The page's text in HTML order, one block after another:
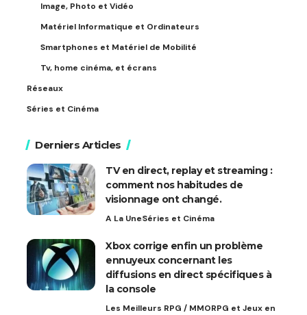
Image, Photo et Vidéo
Matériel Informatique et Ordinateurs
Smartphones et Matériel de Mobilité
Tv, home cinéma, et écrans
Réseaux
Séries et Cinéma
Derniers Articles
TV en direct, replay et streaming :
comment nos habitudes de
visionnage ont changé.
A La UneSéries et Cinéma
Xbox corrige enfin un problème
ennuyeux concernant les
diffusions en direct spécifiques à
la console
Les Meilleurs RPG / MMORPG et Jeux en